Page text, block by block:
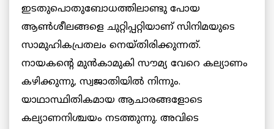
ഇടതുപൊതുബോധത്തിലാണ്ടു പോയ
ആൺശീലങ്ങളെ ചുറ്റിപ്പറ്റിയാണ് സിനിമയുടെ
സാമുഹികപ്രതലം നെയ്തിരിക്കുന്നത്.
നായകന്റെ മുൻകാമുകി സൗമ്യ വേറെ കല്യാണം
കഴിക്കുന്നു, സ്വജാതിയിൽ നിന്നും.
യാഥാസ്ഥിതികമായ ആചാരങ്ങളോടെ
കല്യാണനിശ്ചയം നടത്തുന്നു. അവിടെ